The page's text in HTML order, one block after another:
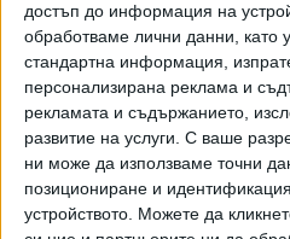
достъп до информация на
обработваме лични данни, като
стандартна информация,
персонализирана реклама и
рекламата и съдържанието,
развитие на услуги. С ваше
ни може да използваме точни
позициониране и
устройството. Можете да
той се разрева. Мислех, че
и Б, особено като видях, че
гласувах против - да не идва
беше страх да не стане като
Норис, Хю Грант - да плаче,
ревливо. Да се разплачем
да се качва в TikTok и това е
като главен секретар, не го